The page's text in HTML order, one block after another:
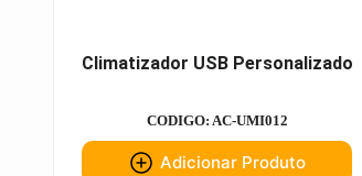
Climatizador USB Personalizado
CODIGO: AC-UMI012
Adicionar Produto